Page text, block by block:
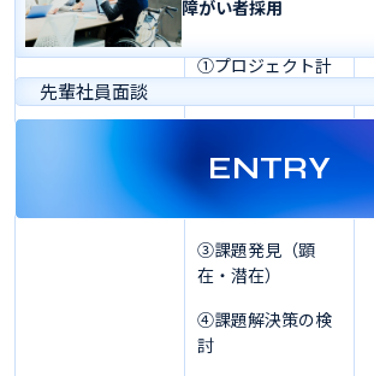
障がい者採用
先輩社員面談
ENTRY
として
①プロジェクト計
ョンを含む）
②現状分析
③課題発見（顕
在・潜在）
④課題解決策の検
討